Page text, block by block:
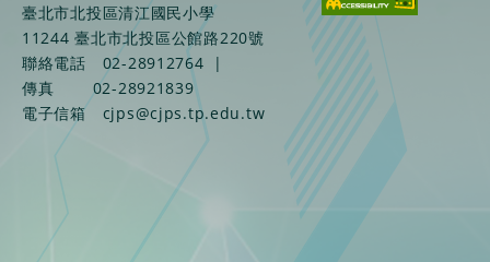
臺北市北投區清江國民小學
11244 臺北市北投區公館路220號
聯絡電話
02-28912764
|
傳真
02-28921839
電子信箱
cjps@cjps.tp.edu.tw